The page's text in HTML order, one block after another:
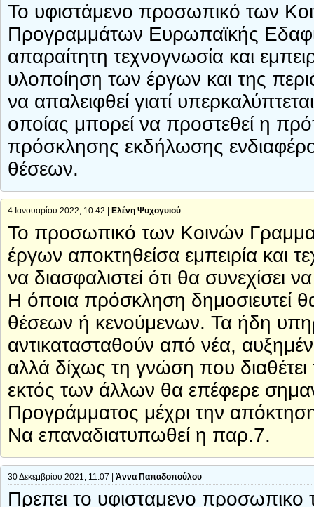
Το υφιστάμενο προσωπικό των
Προγραμμάτων Ευρωπαϊκής
απαραίτητη τεχνογνωσία και
υλοποίηση των έργων και της
να απαλειφθεί γιατί
οποίας μπορεί να προστεθεί η
πρόσκλησης εκδήλωσης
θέσεων.
4 Ιανουαρίου 2022, 10:42 | Ελένη Ψυχογυιού
Το προσωπικό των Κοινών
έργων αποκτηθείσα εμπειρία και
να διασφαλιστεί ότι θα συνεχίσει
Η όποια πρόσκληση δημοσιευτεί
θέσεων ή κενούμενων. Τα ήδη
αντικατασταθούν από νέα,
αλλά δίχως τη γνώση που
εκτός των άλλων θα επέφερε
Προγράμματος μέχρι την
Να επαναδιατυπωθεί η παρ.7.
30 Δεκεμβρίου 2021, 11:07 | Άννα Παπαδοπούλου
Πρεπει το υφισταμενο προσωπικο